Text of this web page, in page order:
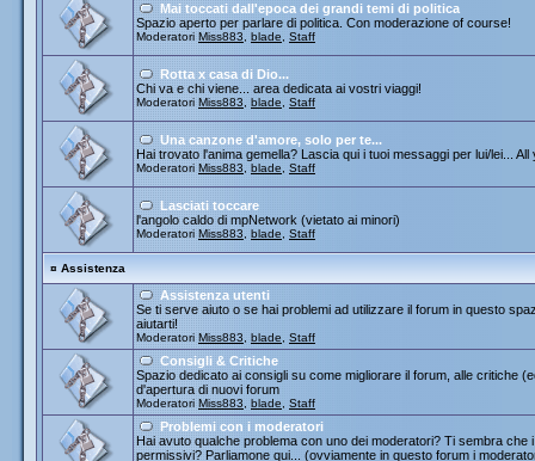
Mai toccati dall'epoca dei grandi temi di politica
Spazio aperto per parlare di politica. Con moderazione of course!
Moderatori Miss883 blade Staff
Rotta x casa di Dio...
Chi va e chi viene... area dedicata ai vostri viaggi!
Moderatori Miss883 blade Staff
Una canzone d'amore, solo per te...
Hai trovato l'anima gemella? Lascia qui i tuoi messaggi per lui/lei...
Moderatori Miss883 blade Staff
Lasciati toccare
l'angolo caldo di mpNetwork (vietato ai minori)
Moderatori Miss883 blade Staff
¤ Assistenza
Assistenza utenti
Se ti serve aiuto o se hai problemi ad utilizzare il forum in questo
aiutarti!
Moderatori Miss883 blade Staff
Consigli & Critiche
Spazio dedicato ai consigli su come migliorare il forum, alle critiche
d'apertura di nuovi forum
Moderatori Miss883 blade Staff
Problemi con i moderatori
Hai avuto qualche problema con uno dei moderatori? Ti sembra
permissivi? Parliamone qui... (ovviamente in questo forum i